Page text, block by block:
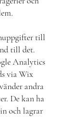
till
till det.
Analytics
via Wix
andra
De kan ha
och lagrar